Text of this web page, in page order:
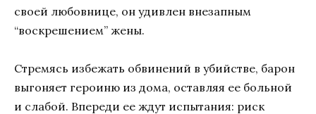
своей любовнице, он удивлен внезапным
“воскрешением” жены.
Стремясь избежать обвинений в убийстве, барон
выгоняет героиню из дома, оставляя ее больной
и слабой. Впереди ее ждут испытания: риск